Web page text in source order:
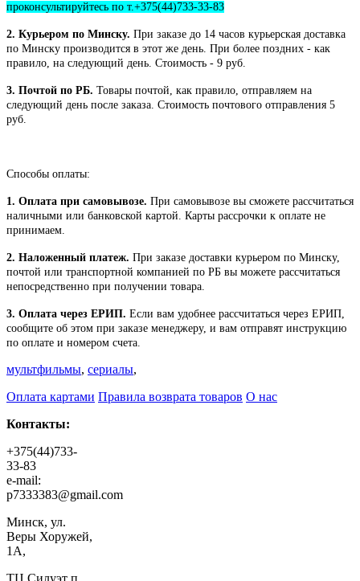
проконсультируйтесь по т.+375(44)733-33-83
2. Курьером по Минску. При заказе до 14 часов курьерская доставка
по Минску производится в этот же день. При более поздних - как
правило, на следующий день. Стоимость - 9 руб.
3. Почтой по РБ. Товары почтой, как правило, отправляем на
следующий день после заказа. Стоимость почтового отправления 5
руб.
Способы оплаты:
1. Оплата при самовывозе. При самовывозе вы сможете рассчитаться
наличными или банковской картой. Карты рассрочки к оплате не
принимаем.
2. Наложенный платеж. При заказе доставки курьером по Минску,
почтой или транспортной компанией по РБ вы можете рассчитаться
непосредственно при получении товара.
3. Оплата через ЕРИП. Если вам удобнее рассчитаться через ЕРИП,
сообщите об этом при заказе менеджеру, и вам отправят инструкцию
по оплате и номером счета.
мультфильмы, сериалы,
Оплата картами Правила возврата товаров О нас
Контакты:
+375(44)733-
33-83
e-mail:
p7333383@gmail.com
Минск, ул.
Веры Хоружей,
1А,